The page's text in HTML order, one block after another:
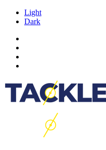
Light
Dark